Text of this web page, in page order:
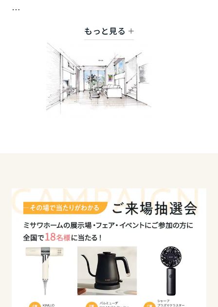
ミサワホームでは、独自の資格基準をクリアした認
定デザイナーをはじめ、各分野の専門スタッフが住
まいづくりを全力でバックアップいたします。
お気軽にお問い合わせください。
もっと見る
鹿児島県